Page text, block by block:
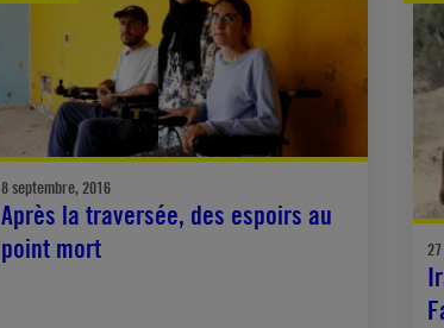
8 septembre, 2016
Après la traversée, des espoirs au
point mort